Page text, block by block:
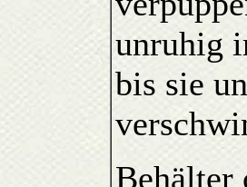
unruhig
bis sie
Behälter